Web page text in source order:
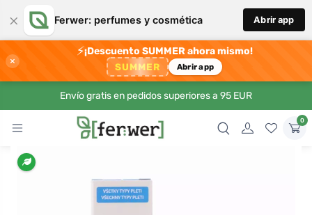
× Ferwer: perfumes y cosmética Abrir app
×
⚡¡Descuento SUMMER ahora mismo!
SUMMER Abrir app
Envío gratis en pedidos superiores a 95 EUR
0